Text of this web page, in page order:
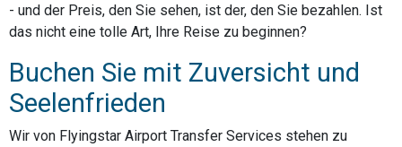
- und der Preis, den Sie sehen, ist der, den Sie bezahlen. Ist
das nicht eine tolle Art, Ihre Reise zu beginnen?
Buchen Sie mit Zuversicht und
Seelenfrieden
Wir von Flyingstar Airport Transfer Services stehen zu